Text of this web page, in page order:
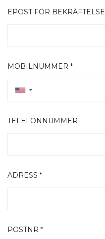
EPOST FÖR BEKRÄFTELSE
MOBILNUMMER *
TELEFONNUMMER
ADRESS *
POSTNR *